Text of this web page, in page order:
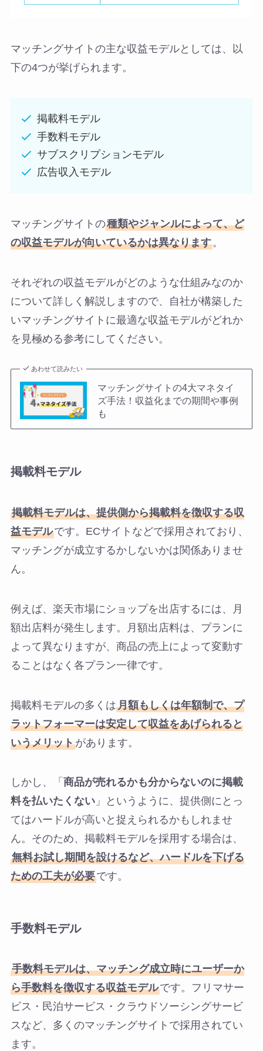
マッチングサイトの主な収益モデルとしては、以
下の4つが挙げられます。
掲載料モデル
手数料モデル
サブスクリプションモデル
広告収入モデル
マッチングサイトの種類やジャンルによって、ど
の収益モデルが向いているかは異なります。
それぞれの収益モデルがどのような仕組みなのか
について詳しく解説しますので、自社が構築した
いマッチングサイトに最適な収益モデルがどれか
を見極める参考にしてください。
あわせて読みたい
マッチングサイトの4大マネタイ
ズ手法！収益化までの期間や事例
も
掲載料モデル
掲載料モデルは、提供側から掲載料を徴収する収
益モデルです。ECサイトなどで採用されており、
マッチングが成立するかしないかは関係ありませ
ん。
例えば、楽天市場にショップを出店するには、月
額出店料が発生します。月額出店料は、プランに
よって異なりますが、商品の売上によって変動す
ることはなく各プラン一律です。
掲載料モデルの多くは月額もしくは年額制で、プ
ラットフォーマーは安定して収益をあげられると
いうメリットがあります。
しかし、「 商品が売れるかも分からないのに掲載
料を払いたくない」というように、提供側にとっ
てはハードルが高いと捉えられるかもしれませ
ん。そのため、掲載料モデルを採用する場合は、
無料お試し期間を設けるなど、ハードルを下げる
ための工夫が必要です。
手数料モデル
手数料モデルは、マッチング成立時にユーザーか
ら手数料を徴収する収益モデルです。フリマサー
ビス・民泊サービス・クラウドソーシングサービ
スなど、多くのマッチングサイトで採用されてい
ます。